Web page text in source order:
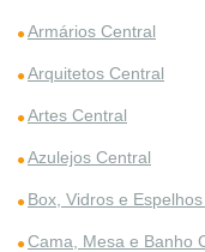
Armários Central
Arquitetos Central
Artes Central
Azulejos Central
Box, Vidros e
Cama, Mesa e Banho